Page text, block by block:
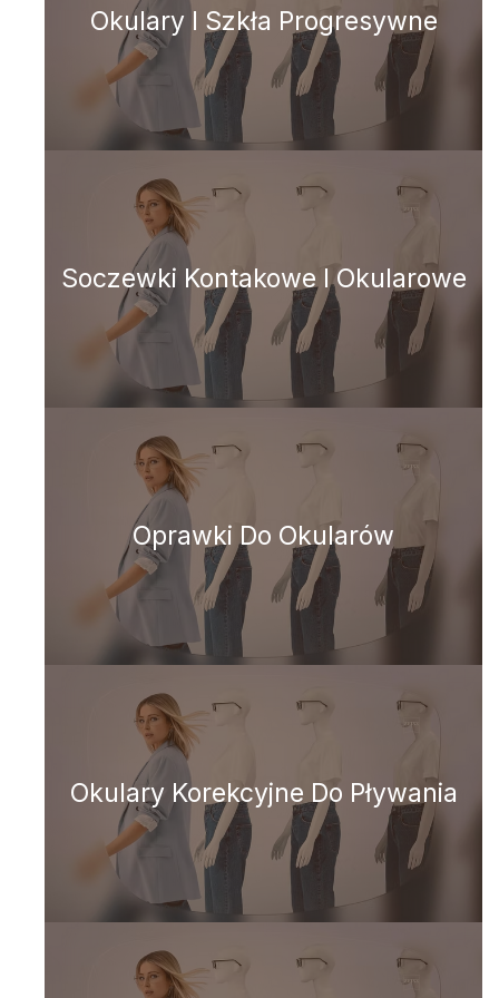
Okulary I Szkła Progresywne
Soczewki Kontakowe I Okularowe
Oprawki Do Okularów
Okulary Korekcyjne Do Pływania